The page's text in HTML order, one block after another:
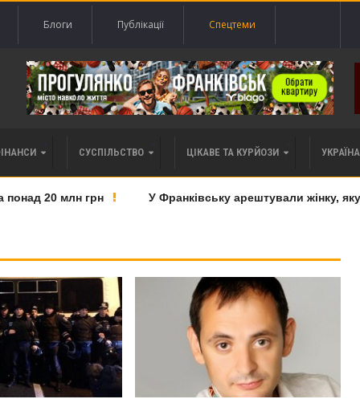
Блоги Публікації Спецтеми
СУСПІЛЬСТВО ЦІКАВЕ ТА КУРЙОЗИ
20 млн грн У Франківську арештували жінку, яку